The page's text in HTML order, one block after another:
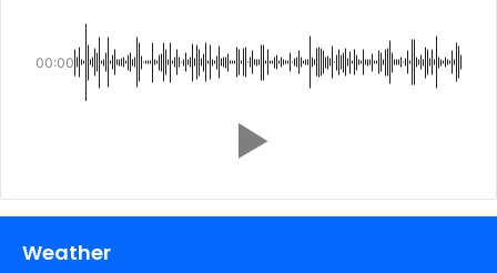
00:00
Weather